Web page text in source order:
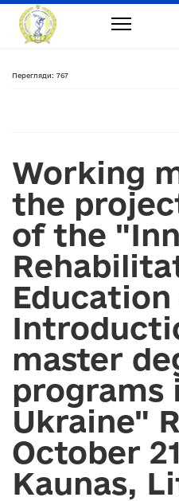
Перегляди: 767
Working
the
of the
Education
master
programs
Ukraine"
October
Kaunas,